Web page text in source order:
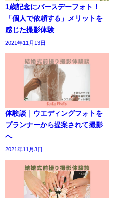
1歳記念にバースデーフォト！
「個人で依頼する」メリットを
感じた撮影体験
2021年11月13日
体験談｜ウエディングフォトを
プランナーから提案されて撮影
へ
2021年11月3日